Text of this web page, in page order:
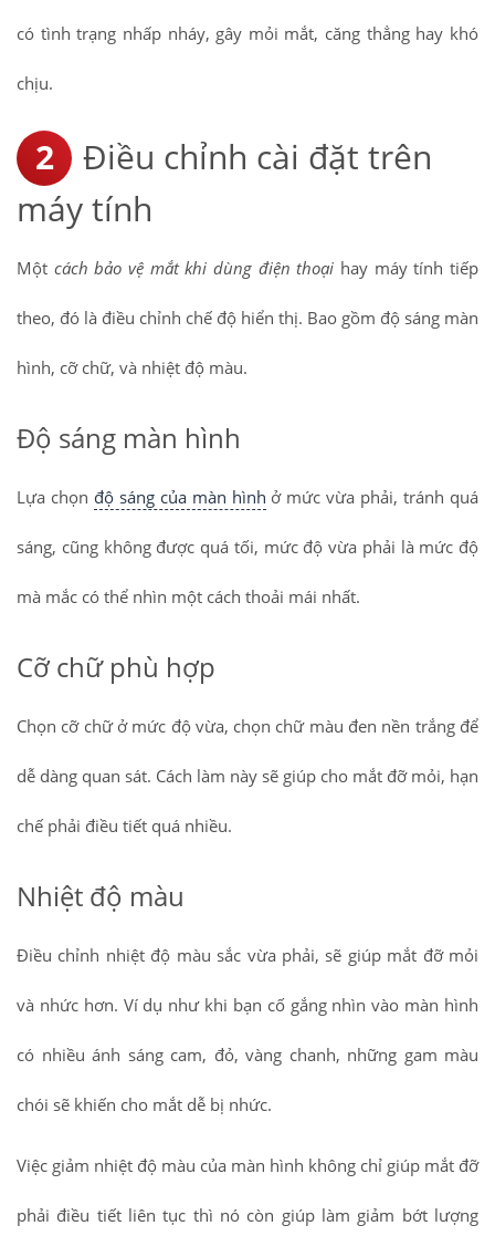
có tình trạng nhấp nháy, gây mỏi mắt, căng thẳng hay khó
chịu.
Điều chỉnh cài đặt trên
máy tính
Một cách bảo vệ mắt khi dùng điện thoại hay máy tính tiếp
theo, đó là điều chỉnh chế độ hiển thị. Bao gồm độ sáng màn
hình, cỡ chữ, và nhiệt độ màu.
Độ sáng màn hình
Lựa chọn độ sáng của màn hình ở mức vừa phải, tránh quá
sáng, cũng không được quá tối, mức độ vừa phải là mức độ
mà mắc có thể nhìn một cách thoải mái nhất.
Cỡ chữ phù hợp
Chọn cỡ chữ ở mức độ vừa, chọn chữ màu đen nền trắng để
dễ dàng quan sát. Cách làm này sẽ giúp cho mắt đỡ mỏi, hạn
chế phải điều tiết quá nhiều.
Nhiệt độ màu
Điều chỉnh nhiệt độ màu sắc vừa phải, sẽ giúp mắt đỡ mỏi
và nhức hơn. Ví dụ như khi bạn cố gắng nhìn vào màn hình
có nhiều ánh sáng cam, đỏ, vàng chanh, những gam màu
chói sẽ khiến cho mắt dễ bị nhức.
Việc giảm nhiệt độ màu của màn hình không chỉ giúp mắt đỡ
phải điều tiết liên tục thì nó còn giúp làm giảm bớt lượng